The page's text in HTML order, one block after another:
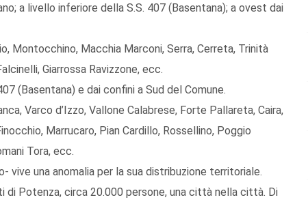
a livello inferiore della S.S. 407 (Basentana); a ovest dai
Montocchino, Macchia Marconi, Serra, Cerreta, Trinità
Giarrossa Ravizzone, ecc.
(Basentana) e dai confini a Sud del Comune.
Varco d’Izzo, Vallone Calabrese, Forte Pallareta, Caira,
Marrucaro, Pian Cardillo, Rossellino, Poggio
Tora, ecc.
vive una anomalia per la sua distribuzione territoriale.
di Potenza, circa 20.000 persone, una città nella città. Di